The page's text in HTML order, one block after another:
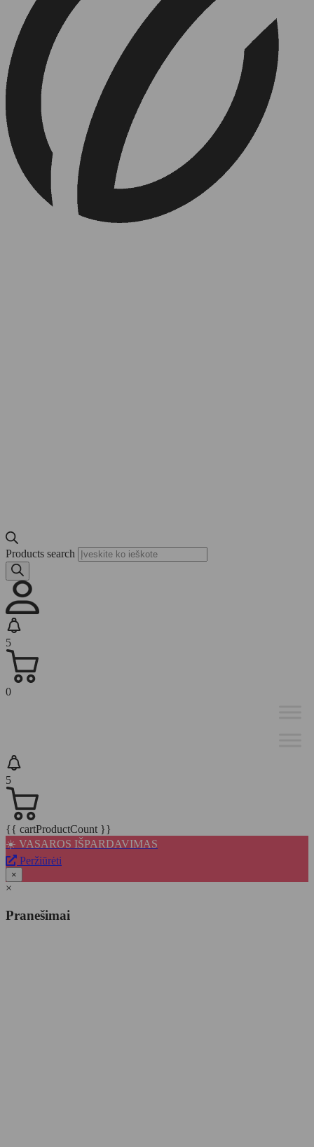
Products search
5
0
5
{{ cartProductCount }}
☀️ VASAROS IŠPARDAVIMAS
Peržiūrėti
×
×
Pranešimai